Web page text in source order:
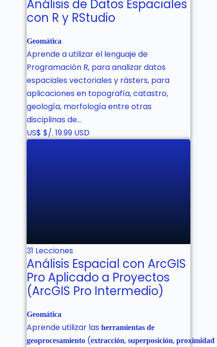
Análisis de Datos Espaciales
con R y RStudio
Geomática
Aprende a utilizar el lenguaje de
Programación R, para analizar datos
espaciales vectoriales y rásters, para
aplicaciones en topografía, catastro,
geología, morfología entre otras
disciplinas de…
US$ $/. 19.99 USD
31 Lecciones
Análisis Espacial con ArcGIS
Pro Aplicado a Proyectos
(ArcGIS Pro Intermedio)
Geomática
Aprende utilizar las herramientas de
geoprocesamiento (extracción, superposición, proximidad